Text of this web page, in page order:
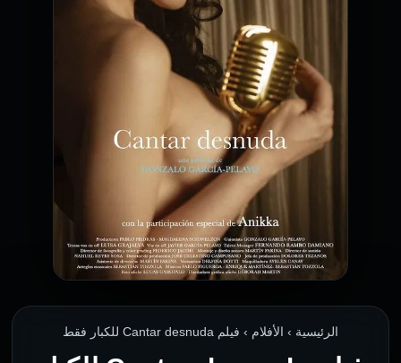
الرئيسية › الأفلام › فيلم Cantar desnuda للكبار فقط